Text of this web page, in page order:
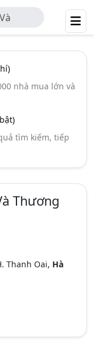
nhà mua lớn và
tìm kiếm, tiếp
Thương
Thanh Oai, Hà